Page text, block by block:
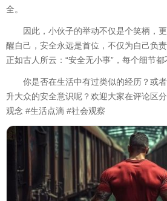
全。
因此，小伙子的举动不仅是个笑柄，
醒自己，安全永远是首位，不仅为自己负
正如古人所云：“安全无小事”，每个细节都
你是否在生活中有过类似的经历？或
升大众的安全意识呢？欢迎大家在评论区
观念 #生活点滴 #社会观察